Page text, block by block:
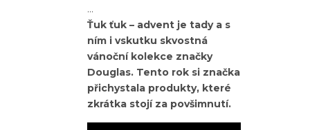
Ťuk ťuk – advent je tady a s
ním i vskutku skvostná
vánoční kolekce značky
Douglas. Tento rok si značka
přichystala produkty, které
zkrátka stojí za povšimnutí.